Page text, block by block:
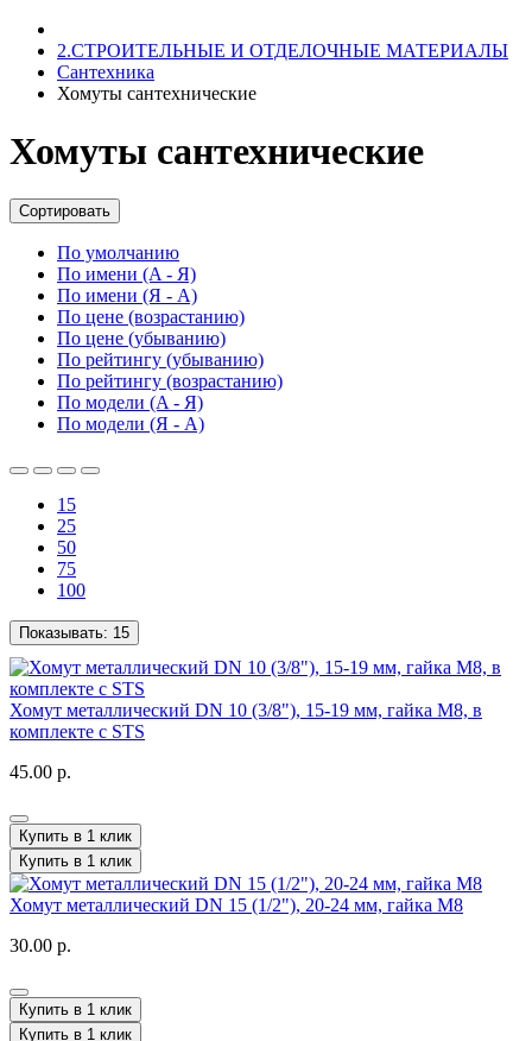
2.СТРОИТЕЛЬНЫЕ И ОТДЕЛОЧНЫЕ МАТЕРИАЛЫ
Сантехника
Хомуты сантехнические
Хомуты сантехнические
Сортировать
По умолчанию
По имени (A - Я)
По имени (Я - A)
По цене (возрастанию)
По цене (убыванию)
По рейтингу (убыванию)
По рейтингу (возрастанию)
По модели (A - Я)
По модели (Я - A)
15
25
50
75
100
Показывать: 15
Хомут металлический DN 10 (3/8"), 15-19 мм, гайка М8, в
комплекте с STS
45.00 р.
Купить в 1 клик
Купить в 1 клик
Хомут металлический DN 15 (1/2"), 20-24 мм, гайка М8
30.00 р.
Купить в 1 клик
Купить в 1 клик